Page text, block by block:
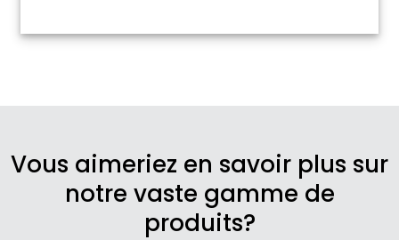
Vous aimeriez en savoir plus sur
notre vaste gamme de
produits?